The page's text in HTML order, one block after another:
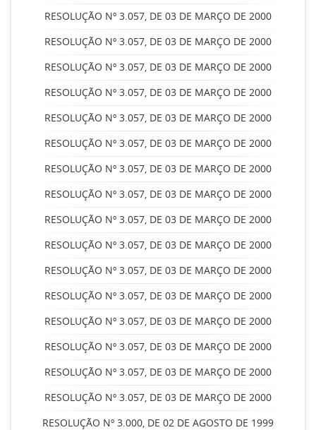
RESOLUÇÃO Nº 3.057, DE 03 DE MARÇO DE 2000
RESOLUÇÃO Nº 3.057, DE 03 DE MARÇO DE 2000
RESOLUÇÃO Nº 3.057, DE 03 DE MARÇO DE 2000
RESOLUÇÃO Nº 3.057, DE 03 DE MARÇO DE 2000
RESOLUÇÃO Nº 3.057, DE 03 DE MARÇO DE 2000
RESOLUÇÃO Nº 3.057, DE 03 DE MARÇO DE 2000
RESOLUÇÃO Nº 3.057, DE 03 DE MARÇO DE 2000
RESOLUÇÃO Nº 3.057, DE 03 DE MARÇO DE 2000
RESOLUÇÃO Nº 3.057, DE 03 DE MARÇO DE 2000
RESOLUÇÃO Nº 3.057, DE 03 DE MARÇO DE 2000
RESOLUÇÃO Nº 3.057, DE 03 DE MARÇO DE 2000
RESOLUÇÃO Nº 3.057, DE 03 DE MARÇO DE 2000
RESOLUÇÃO Nº 3.057, DE 03 DE MARÇO DE 2000
RESOLUÇÃO Nº 3.057, DE 03 DE MARÇO DE 2000
RESOLUÇÃO Nº 3.057, DE 03 DE MARÇO DE 2000
RESOLUÇÃO Nº 3.057, DE 03 DE MARÇO DE 2000
RESOLUÇÃO Nº 3.000, DE 02 DE AGOSTO DE 1999